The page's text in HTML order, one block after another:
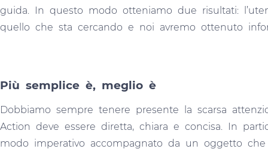
guida. In questo modo otteniamo due risultati:
quello che sta cercando e noi avremo ottenuto
Più semplice è, meglio è
Dobbiamo sempre tenere presente la scarsa
Action deve essere diretta, chiara e concisa. In
modo imperativo accompagnato da un oggetto che